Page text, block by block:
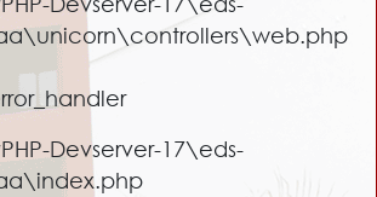
Devserver-17\eds-